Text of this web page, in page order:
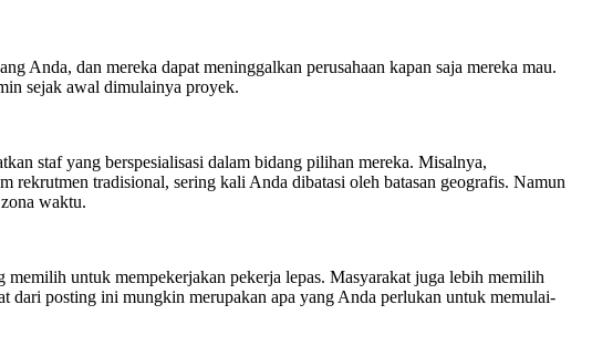
Anda, dan mereka dapat meninggalkan perusahaan kapan saja mereka mau.
sejak awal dimulainya proyek.
staf yang berspesialisasi dalam bidang pilihan mereka. Misalnya,
rekrutmen tradisional, sering kali Anda dibatasi oleh batasan geografis. Namun
waktu.
untuk mempekerjakan pekerja lepas. Masyarakat juga lebih memilih
posting ini mungkin merupakan apa yang Anda perlukan untuk memulai-